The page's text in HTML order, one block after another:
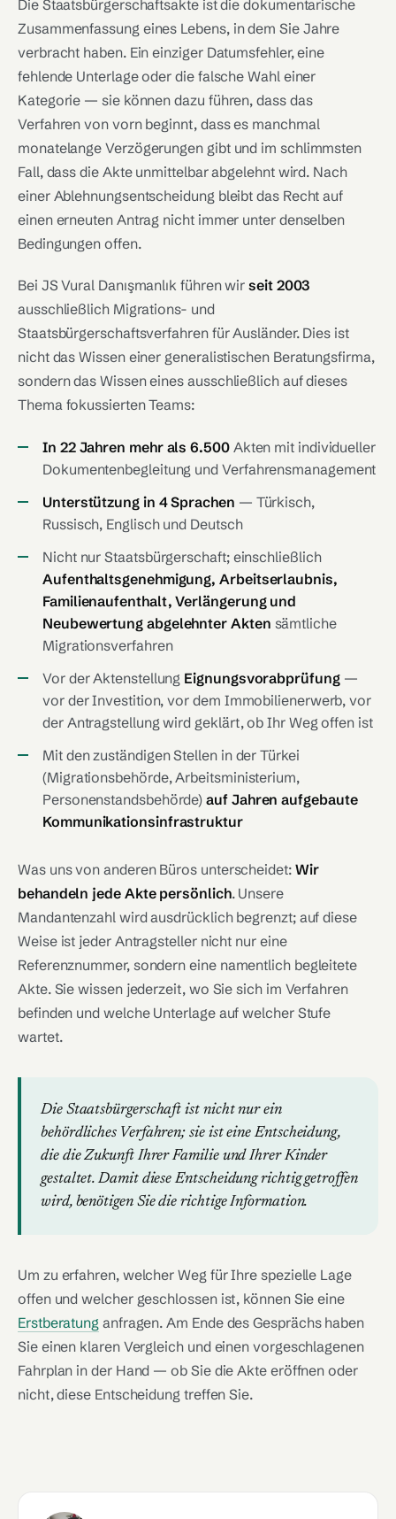
Die Staatsbürgerschaftsakte ist die dokumentarische
Zusammenfassung eines Lebens, in dem Sie Jahre
verbracht haben. Ein einziger Datumsfehler, eine
fehlende Unterlage oder die falsche Wahl einer
Kategorie — sie können dazu führen, dass das
Verfahren von vorn beginnt, dass es manchmal
monatelange Verzögerungen gibt und im schlimmsten
Fall, dass die Akte unmittelbar abgelehnt wird. Nach
einer Ablehnungsentscheidung bleibt das Recht auf
einen erneuten Antrag nicht immer unter denselben
Bedingungen offen.
Bei JS Vural Danışmanlık führen wirseit 2003
ausschließlich Migrations- und
Staatsbürgerschaftsverfahren für Ausländer. Dies ist
nicht das Wissen einer generalistischen Beratungsfirma,
sondern das Wissen eines ausschließlich auf dieses
Thema fokussierten Teams:
In 22 Jahren mehr als 6.500Akten mit individueller
Dokumentenbegleitung und Verfahrensmanagement
Unterstützung in 4 Sprachen — Türkisch,
Russisch, Englisch und Deutsch
Nicht nur Staatsbürgerschaft; einschließlich
Aufenthaltsgenehmigung, Arbeitserlaubnis,
Familienaufenthalt, Verlängerung und
Neubewertung abgelehnter Akten sämtliche
Migrationsverfahren
Vor der Aktenstellung Eignungsvorabprüfung—
vor der Investition, vor dem Immobilienerwerb, vor
der Antragstellung wird geklärt, ob Ihr Weg offen ist
Mit den zuständigen Stellen in der Türkei
(Migrationsbehörde, Arbeitsministerium,
Personenstandsbehörde)auf Jahren aufgebaute
Kommunikationsinfrastruktur
Was uns von anderen Büros unterscheidet: Wir
behandeln jede Akte persönlich. Unsere
Mandantenzahl wird ausdrücklich begrenzt; auf diese
Weise ist jeder Antragsteller nicht nur eine
Referenznummer, sondern eine namentlich begleitete
Akte. Sie wissen jederzeit, wo Sie sich im Verfahren
befinden und welche Unterlage auf welcher Stufe
wartet.
Die Staatsbürgerschaft ist nicht nur ein
behördliches Verfahren; sie ist eine Entscheidung,
die die Zukunft Ihrer Familie und Ihrer Kinder
gestaltet. Damit diese Entscheidung richtig getroffen
wird, benötigen Sie die richtige Information.
Um zu erfahren, welcher Weg für Ihre spezielle Lage
offen und welcher geschlossen ist, können Sie eine
Erstberatung anfragen. Am Ende des Gesprächs haben
Sie einen klaren Vergleich und einen vorgeschlagenen
Fahrplan in der Hand — ob Sie die Akte eröffnen oder
nicht, diese Entscheidung treffen Sie.